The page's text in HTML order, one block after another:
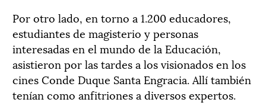
Por otro lado, en torno a 1.200 educadores,
estudiantes de magisterio y personas
interesadas en el mundo de la Educación,
asistieron por las tardes a los visionados en los
cines Conde Duque Santa Engracia. Allí también
tenían como anfitriones a diversos expertos.